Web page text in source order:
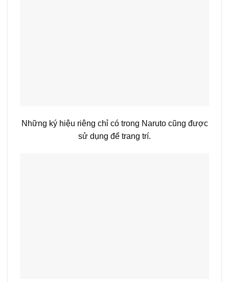
Những ký hiệu riêng chỉ có trong Naruto cũng được
sử dụng để trang trí.